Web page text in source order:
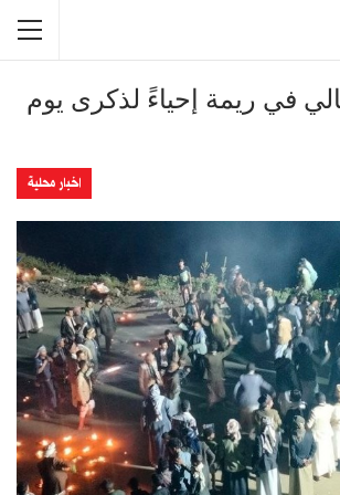
في ريمة إحياءً لذكرى يوم
اخبار محلية